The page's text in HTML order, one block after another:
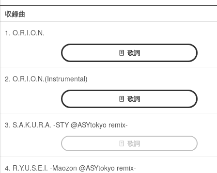
収録曲
1. O.R.I.O.N.
歌詞
2. O.R.I.O.N.(Instrumental)
歌詞
3. S.A.K.U.R.A. -STY @ASYtokyo remix-
歌詞
4. R.Y.U.S.E.I. -Maozon @ASYtokyo remix-